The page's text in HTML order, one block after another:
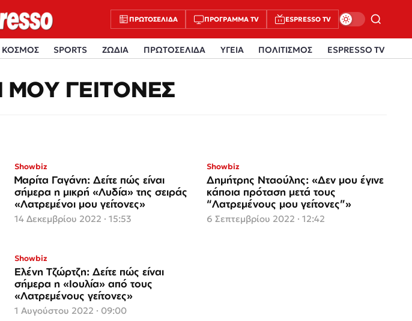
ΠΡΩΤΟΣΈΛΙΔΑ ΠΡΌΓΡΑΜΜΑ TV ESPRESSO TV
ΚΟΣΜΟΣ SPORTS ΖΩΔΙΑ ΠΡΩΤΟΣΕΛΙΔΑ ΥΓΕΙΑ ΠΟΛΙΤΙΣΜΟΣ ESPRESSO TV
ΓΕΙΤΟΝΕΣ
Showbiz
Μαρίτα Γαγάνη: Δείτε πώς είναι
σήμερα η μικρή «Λυδία» της σειράς
«Λατρεμένοι μου γείτονες»
14 Δεκεμβρίου 2022 · 15:53
Showbiz
Δημήτρης Νταούλης: «Δεν μου έγινε
κάποια πρόταση μετά τους
“Λατρεμένους μου γείτονες”»
6 Σεπτεμβρίου 2022 · 12:42
Showbiz
Ελένη Τζώρτζη: Δείτε πώς είναι
σήμερα η «Ιουλία» από τους
«Λατρεμένους γείτονες»
1 Αυγούστου 2022 · 09:00